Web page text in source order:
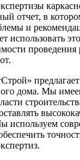
отчет, в
и
использовать
дома. Мы